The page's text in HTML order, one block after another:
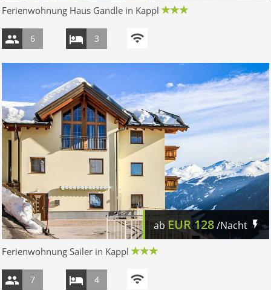
Ferienwohnung Haus Gandle in Kappl
6 3
abEUR128/Nacht
Ferienwohnung Sailer in Kappl
7 4